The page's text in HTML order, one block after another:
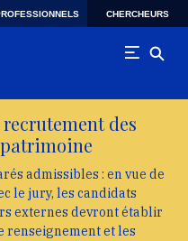
CHERCHEURS
des
admissibles : en vue de
le jury, les candidats
externes devront établir
renseignement et les